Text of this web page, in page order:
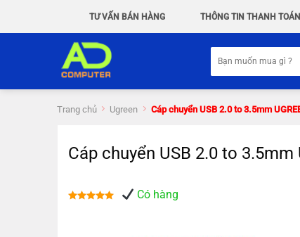
TƯ VẤN BÁN HÀNG THÔNG TIN THANH TOÁN
kiếm:
Trang chủ Ugreen Cáp chuyển USB 2.0 to 3.5mm
Cáp chuyển USB 2.0 to
Có hàng